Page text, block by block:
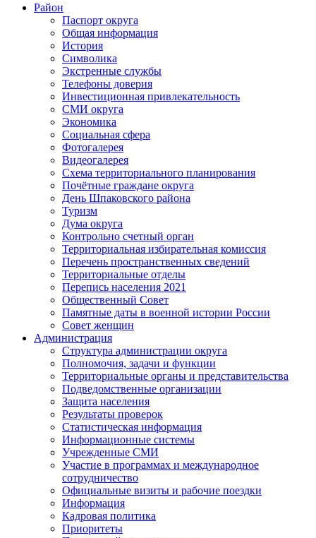
Район
Паспорт округа
Общая информация
История
Символика
Экстренные службы
Телефоны доверия
Инвестиционная привлекательность
СМИ округа
Экономика
Социальная сфера
Фотогалерея
Видеогалерея
Схема территориального планирования
Почётные граждане округа
День Шпаковского района
Туризм
Дума округа
Контрольно счетный орган
Территориальная избирательная комиссия
Перечень пространственных сведений
Территориальные отделы
Перепись населения 2021
Общественный Совет
Памятные даты в военной истории России
Совет женщин
Администрация
Структура администрации округа
Полномочия, задачи и функции
Территориальные органы и представительства
Подведомственные организации
Защита населения
Результаты проверок
Статистическая информация
Информационные системы
Учрежденные СМИ
Участие в программах и международное
сотрудничество
Официальные визиты и рабочие поездки
Информация
Кадровая политика
Приоритеты